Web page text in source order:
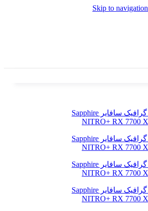
Skip to navigation